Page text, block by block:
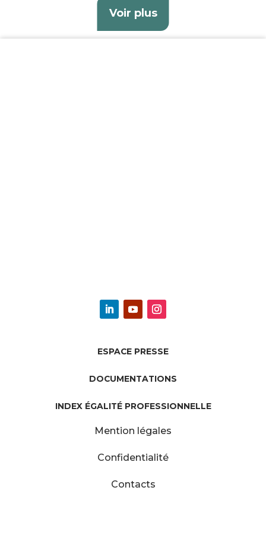
Voir plus
ESPACE PRESSE
DOCUMENTATIONS
INDEX ÉGALITÉ PROFESSIONNELLE
Mention légales
Confidentialité
Contacts